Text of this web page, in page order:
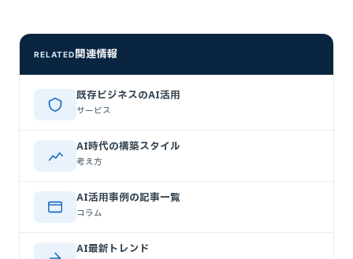
RELATED関連情報
既存ビジネスのAI活用
サービス
AI時代の構築スタイル
考え方
AI活用事例の記事一覧
コラム
AI最新トレンド